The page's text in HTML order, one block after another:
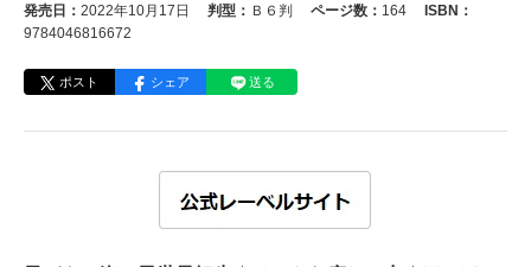
発売日： 2022年10月17日 判型： Ｂ６判 ページ数： 164
ISBN：
9784046816672
ポスト シェア 送る